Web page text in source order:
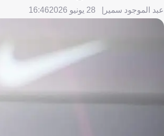
عبد الموجود سمير 28 يونيو 2026 16:46